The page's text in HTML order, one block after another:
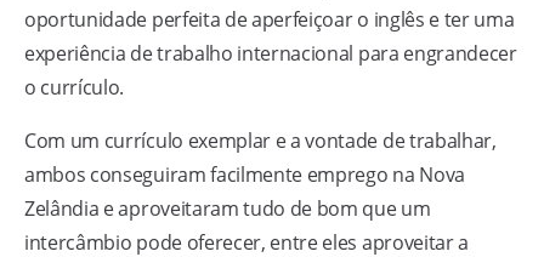
oportunidade perfeita de aperfeiçoar o inglês e ter uma
experiência de trabalho internacional para engrandecer
o currículo.
Com um currículo exemplar e a vontade de trabalhar,
ambos conseguiram facilmente emprego na Nova
Zelândia e aproveitaram tudo de bom que um
intercâmbio pode oferecer, entre eles aproveitar a